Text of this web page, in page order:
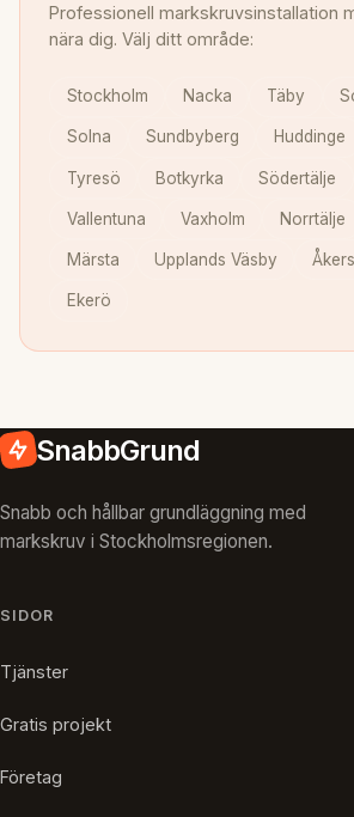
Professionell markskruvsinstallation
nära dig. Välj ditt område:
Stockholm Nacka Täby
Solna Sundbyberg Huddinge
Tyresö Botkyrka Södertälje
Vallentuna Vaxholm Norrtälje
Märsta Upplands Väsby
Ekerö
SnabbGrund
Snabb och hållbar grundläggning med
markskruv i Stockholmsregionen.
SIDOR
Tjänster
Gratis projekt
Företag